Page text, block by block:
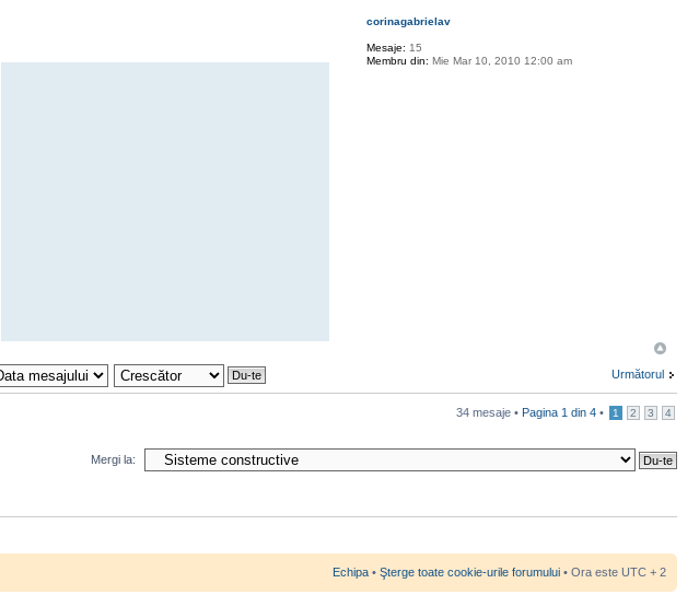
corinagabrielav
Mesaje: 15
Membru din: Mie Mar 10, 2010 12:00 am
Următorul
34 mesaje • Pagina 1 din 4 • 1 2 3 4
Mergi la:
Echipa • Şterge toate cookie-urile forumului • Ora este UTC + 2